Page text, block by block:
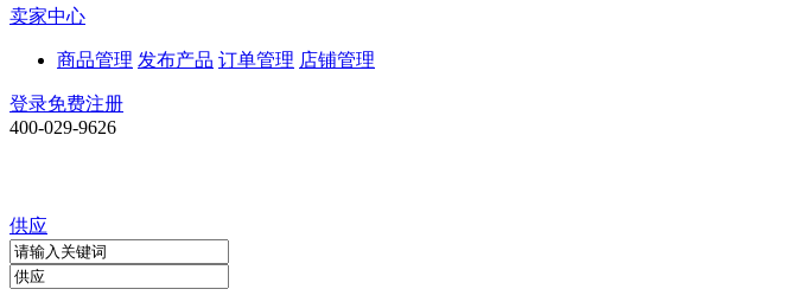
卖家中心
商品管理 发布产品 订单管理 店铺管理
登录免费注册
400-029-9626
供应